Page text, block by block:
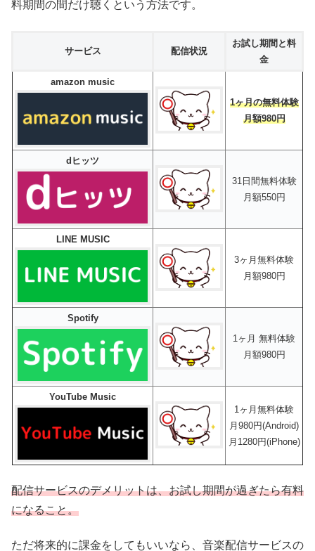
料期間の間だけ聴くという方法です。
サービス 配信状況
お試し期間と料
金
amazon music
1ヶ月の無料体験
月額980円
dヒッツ
31日間無料体験
月額550円
LINE MUSIC
3ヶ月無料体験
月額980円
Spotify
1ヶ月 無料体験
月額980円
YouTube Music
1ヶ月無料体験
月980円(Android)
月1280円(iPhone)
配信サービスのデメリットは、お試し期間が過ぎたら有料
になること。
ただ将来的に課金をしてもいいなら、音楽配信サービスの